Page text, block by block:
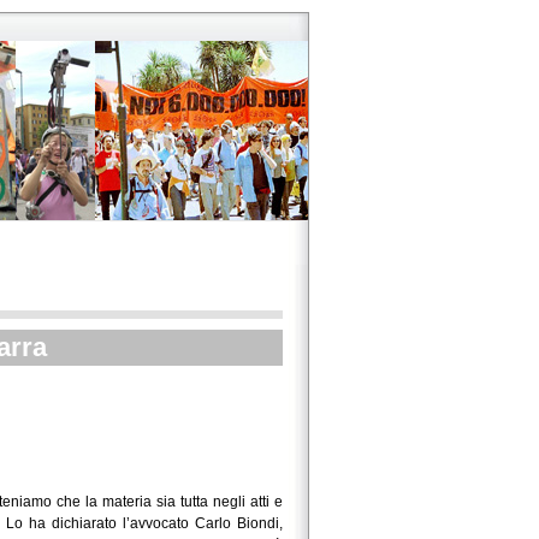
che la materia sia tutta negli atti e
ha dichiarato l’avvocato Carlo Biondi,